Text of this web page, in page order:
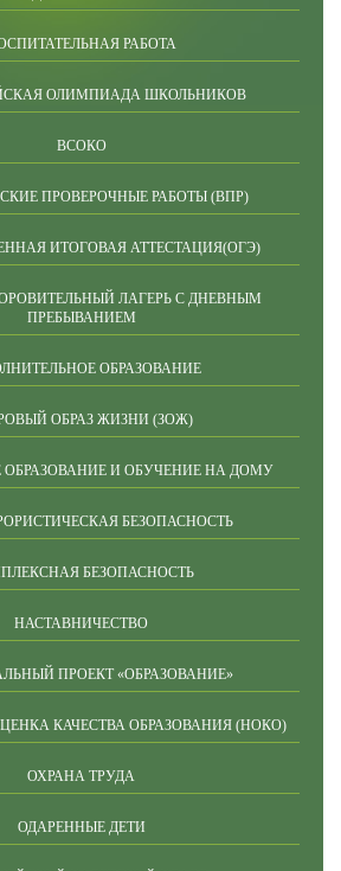
РАБОТА
ОЛИМПИАДА ШКОЛЬНИКОВ
ВСОКО
ПРОВЕРОЧНЫЕ РАБОТЫ (ВПР)
ИТОГОВАЯ АТТЕСТАЦИЯ(ОГЭ)
ЛАГЕРЬ С ДНЕВНЫМ
ПРЕБЫВАНИЕМ
ОБРАЗОВАНИЕ
ОБРАЗ ЖИЗНИ (ЗОЖ)
И ОБУЧЕНИЕ НА ДОМУ
БЕЗОПАСНОСТЬ
БЕЗОПАСНОСТЬ
НАСТАВНИЧЕСТВО
ПРОЕКТ «ОБРАЗОВАНИЕ»
КАЧЕСТВА ОБРАЗОВАНИЯ (НОКО)
ОХРАНА ТРУДА
ОДАРЕННЫЕ ДЕТИ